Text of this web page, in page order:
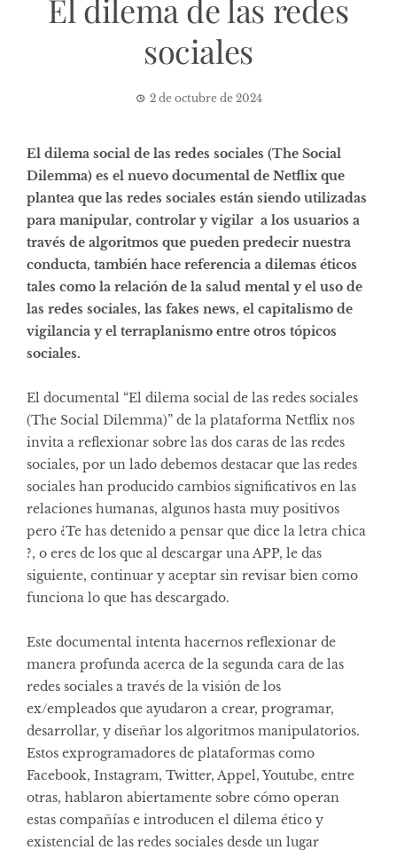
El dilema de las redes
sociales
2 de octubre de 2024
El dilema social de las redes sociales (The Social
Dilemma) es el nuevo documental de Netflix que
plantea que las redes sociales están siendo utilizadas
para manipular, controlar y vigilar a los usuarios a
través de algoritmos que pueden predecir nuestra
conducta, también hace referencia a dilemas éticos
tales como la relación de la salud mental y el uso de
las redes sociales, las fakes news, el capitalismo de
vigilancia y el terraplanismo entre otros tópicos
sociales.
El documental “El dilema social de las redes sociales
(The Social Dilemma)” de la plataforma Netflix nos
invita a reflexionar sobre las dos caras de las redes
sociales, por un lado debemos destacar que las redes
sociales han producido cambios significativos en las
relaciones humanas, algunos hasta muy positivos
pero ¿Te has detenido a pensar que dice la letra chica
?, o eres de los que al descargar una APP, le das
siguiente, continuar y aceptar sin revisar bien como
funciona lo que has descargado.
Este documental intenta hacernos reflexionar de
manera profunda acerca de la segunda cara de las
redes sociales a través de la visión de los
ex/empleados que ayudaron a crear, programar,
desarrollar, y diseñar los algoritmos manipulatorios.
Estos exprogramadores de plataformas como
Facebook, Instagram, Twitter, Appel, Youtube, entre
otras, hablaron abiertamente sobre cómo operan
estas compañías e introducen el dilema ético y
existencial de las redes sociales desde un lugar